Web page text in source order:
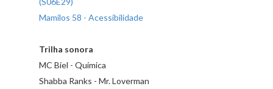
Mamilos 58 - Acessibilidade
Trilha sonora
MC Biel - Química
Shabba Ranks - Mr. Loverman